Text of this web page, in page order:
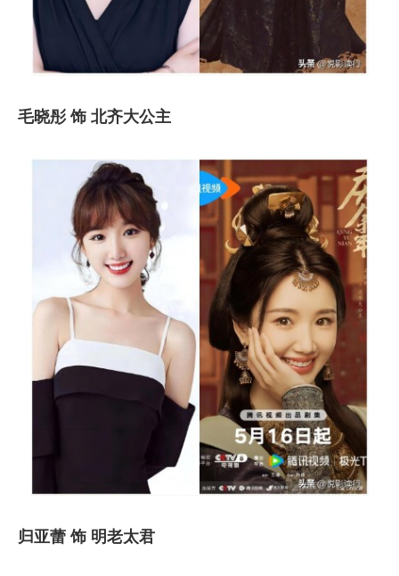
毛晓彤 饰 北齐大公主
归亚蕾 饰 明老太君